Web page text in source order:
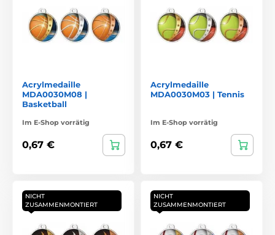
Acrylmedaille
MDA0030M08 |
Basketball
Im E-Shop vorrätig
0,67 €
Acrylmedaille
MDA0030M03 | Tennis
Im E-Shop vorrätig
0,67 €
NICHT
ZUSAMMENMONTIERT
NICHT
ZUSAMMENMONTIERT